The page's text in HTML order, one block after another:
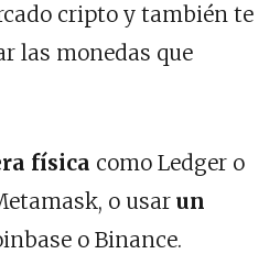
cripto y también te
las monedas que
física como Ledger o
o usar un
o Binance.